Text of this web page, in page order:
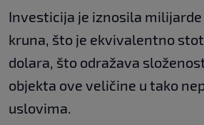
Investicija je iznosila
kruna, što je ekvivalentno
dolara, što odražava
objekta ove veličine u tako
uslovima.